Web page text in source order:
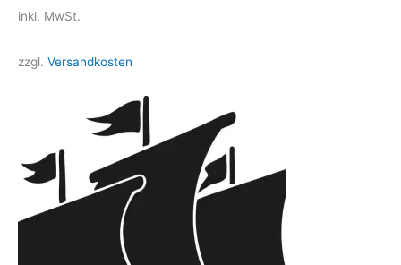
inkl. MwSt.
zzgl. Versandkosten